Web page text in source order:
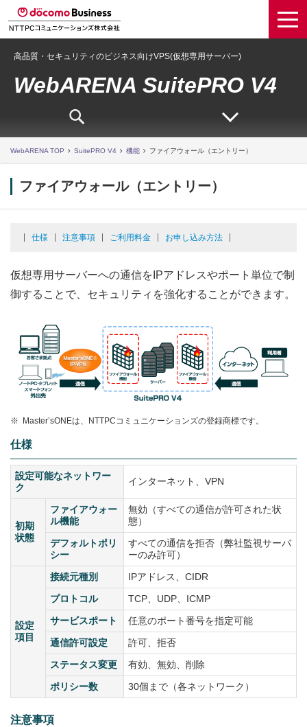
高品質・セキュリティのビジネス向けVPS(仮想専用サーバー)
WebARENA SuitePRO V4
WebARENA TOP SuitePRO V4 機能 ファイアウォール（エントリー）
ファイアウォール（エントリー）
仕様 注意事項 ご利用料金 お申し込み方法
仮想専用サーバーへの通信をIPアドレスやポート単位で制
御することで、セキュリティを強化することができます。
※ Master’sONEは、NTTPCコミュニケーションズの登録商標です。
仕様
設定可能なネットワー
ク
インターネット、VPN
初期
状態
ファイアウォー
ル機能
無効（すべての通信が許可された状
態）
デフォルトポリ
シー
すべての通信を拒否（弊社監視サーバ
ーのみ許可）
設定
項目
接続元種別
IPアドレス、CIDR
プロトコル
TCP、UDP、ICMP
サービスポート
任意のポート番号を指定可能
通信許可設定
許可、拒否
ステータス変更
有効、無効、削除
ポリシー数
30個まで（各ネットワーク）
注意事項